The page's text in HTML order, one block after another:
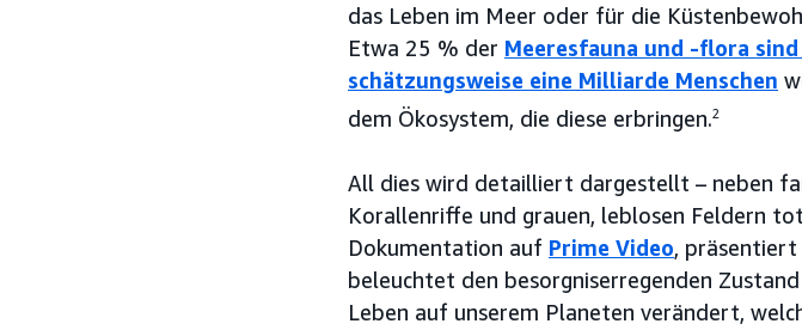
das Leben im Meer oder für die
Etwa 25 % der Meeresfauna und -flora
schätzungsweise eine Milliarde Menschen
dem Ökosystem, die diese erbringen.2
All dies wird detailliert dargestellt – neben
Korallenriffe und grauen, leblosen Feldern
Dokumentation auf Prime Video, präsentiert
beleuchtet den besorgniserregenden
Leben auf unserem Planeten verändert,